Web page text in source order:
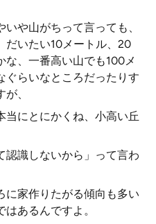
や山がちって言っても、
だいたい10メートル、20
な、一番高い山でも100メ
ぐらいなところだったりす
、
当にとにかくね、小高い丘
認識しないから」って言わ
に家作りたがる傾向も多い
あるんですよ。